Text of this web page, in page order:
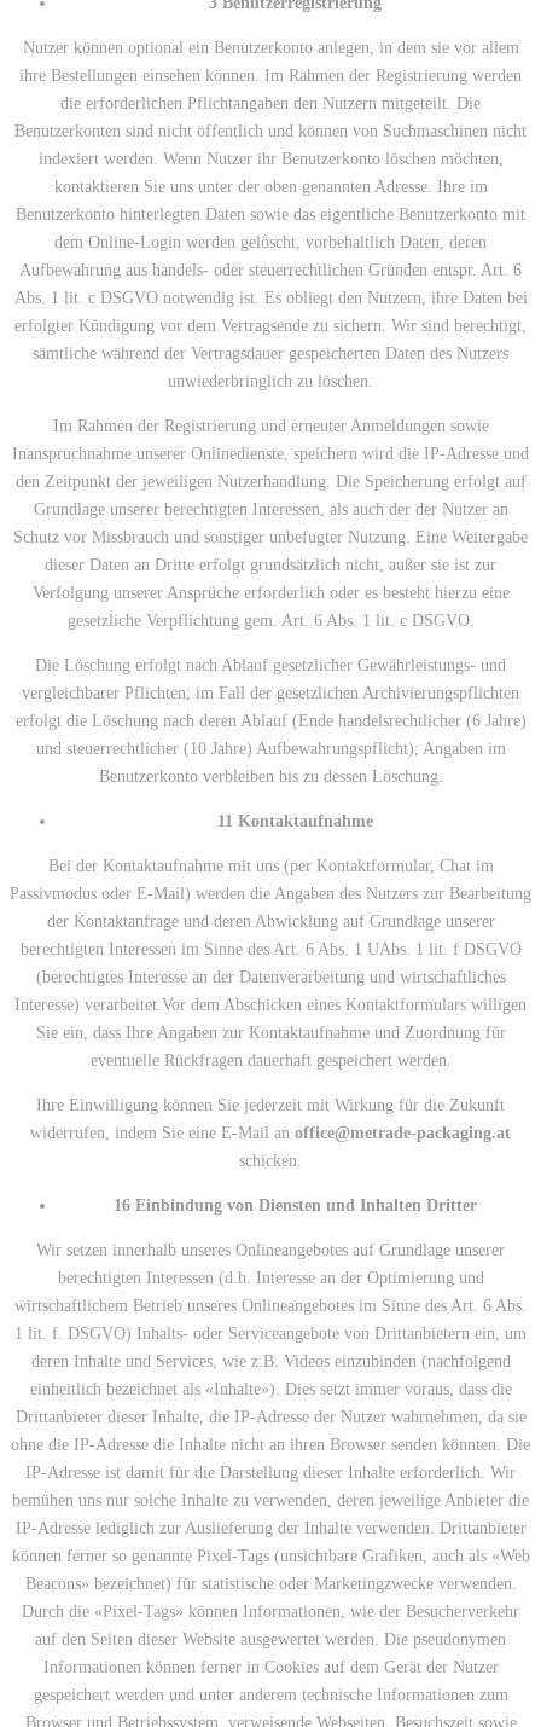
Nutzer können optional ein Benutzerkonto anlegen, in dem sie vor allem
ihre Bestellungen einsehen können. Im Rahmen der Registrierung werden
die erforderlichen Pflichtangaben den Nutzern mitgeteilt. Die
Benutzerkonten sind nicht öffentlich und können von Suchmaschinen nicht
indexiert werden. Wenn Nutzer ihr Benutzerkonto löschen möchten,
kontaktieren Sie uns unter der oben genannten Adresse. Ihre im
Benutzerkonto hinterlegten Daten sowie das eigentliche Benutzerkonto mit
dem Online-Login werden gelöscht, vorbehaltlich Daten, deren
Aufbewahrung aus handels- oder steuerrechtlichen Gründen entspr. Art. 6
Abs. 1 lit. c DSGVO notwendig ist. Es obliegt den Nutzern, ihre Daten bei
erfolgter Kündigung vor dem Vertragsende zu sichern. Wir sind berechtigt,
sämtliche während der Vertragsdauer gespeicherten Daten des Nutzers
unwiederbringlich zu löschen.
Im Rahmen der Registrierung und erneuter Anmeldungen sowie
Inanspruchnahme unserer Onlinedienste, speichern wird die IP-Adresse und
den Zeitpunkt der jeweiligen Nutzerhandlung. Die Speicherung erfolgt auf
Grundlage unserer berechtigten Interessen, als auch der der Nutzer an
Schutz vor Missbrauch und sonstiger unbefugter Nutzung. Eine Weitergabe
dieser Daten an Dritte erfolgt grundsätzlich nicht, außer sie ist zur
Verfolgung unserer Ansprüche erforderlich oder es besteht hierzu eine
gesetzliche Verpflichtung gem. Art. 6 Abs. 1 lit. c DSGVO.
Die Löschung erfolgt nach Ablauf gesetzlicher Gewährleistungs- und
vergleichbarer Pflichten; im Fall der gesetzlichen Archivierungspflichten
erfolgt die Löschung nach deren Ablauf (Ende handelsrechtlicher (6 Jahre)
und steuerrechtlicher (10 Jahre) Aufbewahrungspflicht); Angaben im
Benutzerkonto verbleiben bis zu dessen Löschung.
11 Kontaktaufnahme
Bei der Kontaktaufnahme mit uns (per Kontaktformular, Chat im
Passivmodus oder E-Mail) werden die Angaben des Nutzers zur Bearbeitung
der Kontaktanfrage und deren Abwicklung auf Grundlage unserer
berechtigten Interessen im Sinne des Art. 6 Abs. 1 UAbs. 1 lit. f DSGVO
(berechtigtes Interesse an der Datenverarbeitung und wirtschaftliches
Interesse) verarbeitet.Vor dem Abschicken eines Kontaktformulars willigen
Sie ein, dass Ihre Angaben zur Kontaktaufnahme und Zuordnung für
eventuelle Rückfragen dauerhaft gespeichert werden.
Ihre Einwilligung können Sie jederzeit mit Wirkung für die Zukunft
widerrufen, indem Sie eine E-Mail an office@metrade-packaging.at
schicken.
16 Einbindung von Diensten und Inhalten Dritter
Wir setzen innerhalb unseres Onlineangebotes auf Grundlage unserer
berechtigten Interessen (d.h. Interesse an der Optimierung und
wirtschaftlichem Betrieb unseres Onlineangebotes im Sinne des Art. 6 Abs.
1 lit. f. DSGVO) Inhalts- oder Serviceangebote von Drittanbietern ein, um
deren Inhalte und Services, wie z.B. Videos einzubinden (nachfolgend
einheitlich bezeichnet als «Inhalte»). Dies setzt immer voraus, dass die
Drittanbieter dieser Inhalte, die IP-Adresse der Nutzer wahrnehmen, da sie
ohne die IP-Adresse die Inhalte nicht an ihren Browser senden könnten. Die
IP-Adresse ist damit für die Darstellung dieser Inhalte erforderlich. Wir
bemühen uns nur solche Inhalte zu verwenden, deren jeweilige Anbieter die
IP-Adresse lediglich zur Auslieferung der Inhalte verwenden. Drittanbieter
können ferner so genannte Pixel-Tags (unsichtbare Grafiken, auch als «Web
Beacons» bezeichnet) für statistische oder Marketingzwecke verwenden.
Durch die «Pixel-Tags» können Informationen, wie der Besucherverkehr
auf den Seiten dieser Website ausgewertet werden. Die pseudonymen
Informationen können ferner in Cookies auf dem Gerät der Nutzer
gespeichert werden und unter anderem technische Informationen zum
Browser und Betriebssystem, verweisende Webseiten, Besuchszeit sowie